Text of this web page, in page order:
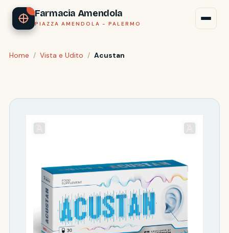
Farmacia Amendola
PIAZZA AMENDOLA - PALERMO
Home / Vista e Udito / Acustan